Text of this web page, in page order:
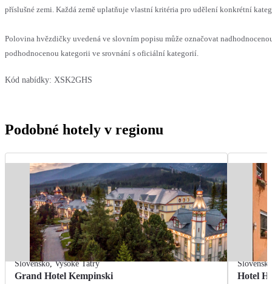
příslušné zemi. Každá země uplatňuje vlastní kritéria pro udělení konkrétní
Polovina hvězdičky uvedená ve slovním popisu může označovat
podhodnocenou kategorii ve srovnání s oficiální kategorií.
Kód nabídky: XSK2GHS
Podobné hotely v regionu
Slovensko,Vysoké Tatry
Grand Hotel Kempinski Hotel